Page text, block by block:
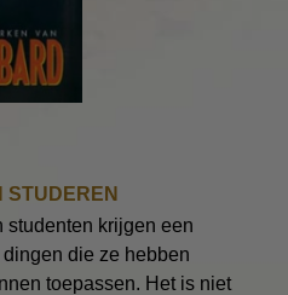
STUDEREN
studenten krijgen een
die ze hebben
toepassen. Het is niet